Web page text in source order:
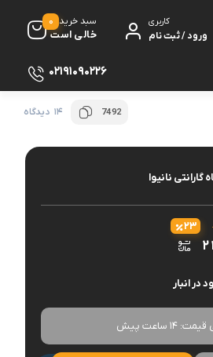
کاربری
ورود / ثبت نام
سبد خرید
خالی است
0
ظروف پخت و پز
ظروف سرو و پذیرایی
ظروف نگهداری
کتری و قوری
02191090226
7492 14 دیدگاه
۲۳
در انبار
قیمت: 14 ساعت پیش